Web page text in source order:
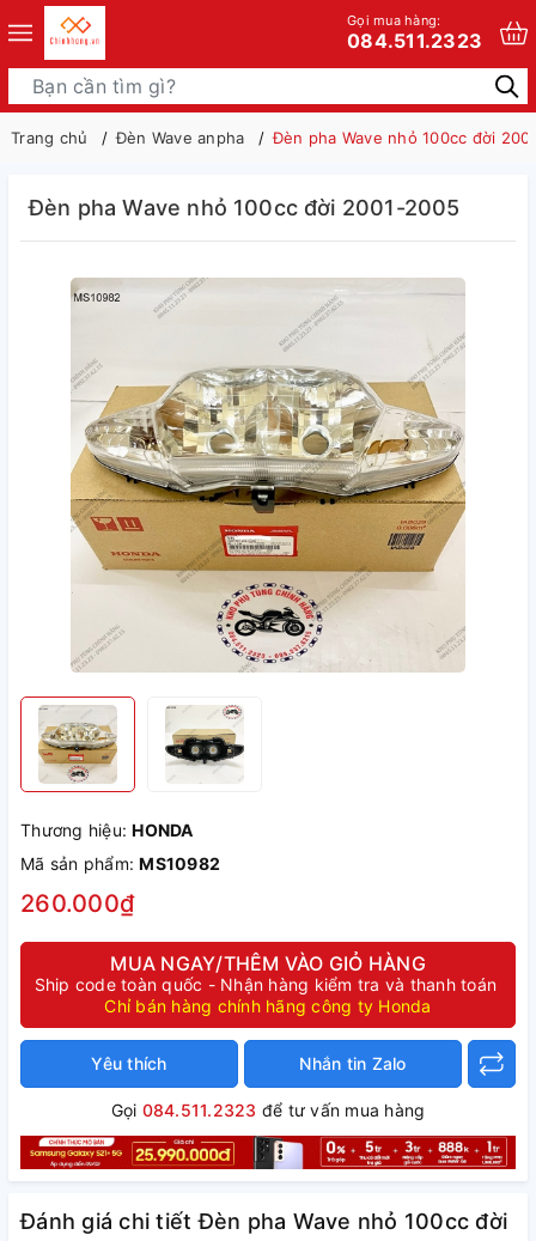
Gọi mua hàng:
084.511.2323
Trang chủ Đèn Wave anpha Đèn pha Wave nhỏ 100cc đời
Đèn pha Wave nhỏ 100cc đời 2001-2005
Thương hiệu:HONDA
Mã sản phẩm:MS10982
260.000₫
MUA NGAY/THÊM VÀO GIỎ HÀNG
Ship code toàn quốc - Nhận hàng kiểm tra và thanh toán
Chỉ bán hàng chính hãng công ty Honda
Yêu thích Nhắn tin Zalo
Gọi 084.511.2323 để tư vấn mua hàng
Đánh giá chi tiết Đèn pha Wave nhỏ 100cc đời